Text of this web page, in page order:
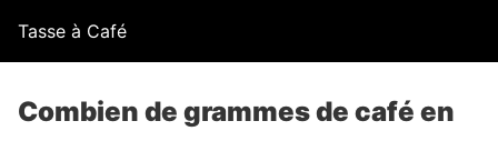
Tasse à Café
Combien de grammes de café en